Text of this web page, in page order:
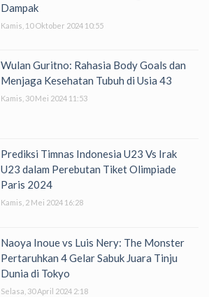
Dampak
Kamis, 10 Oktober 2024 10:55
Wulan Guritno: Rahasia Body Goals dan
Menjaga Kesehatan Tubuh di Usia 43
Kamis, 30 Mei 2024 11:53
Prediksi Timnas Indonesia U23 Vs Irak
U23 dalam Perebutan Tiket Olimpiade
Paris 2024
Kamis, 2 Mei 2024 16:28
Naoya Inoue vs Luis Nery: The Monster
Pertaruhkan 4 Gelar Sabuk Juara Tinju
Dunia di Tokyo
Selasa, 30 April 2024 2:18